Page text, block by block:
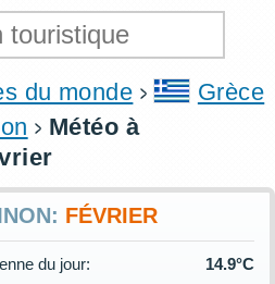
du monde
Grèce
Météo à
FÉVRIER
du jour:
14.9°C